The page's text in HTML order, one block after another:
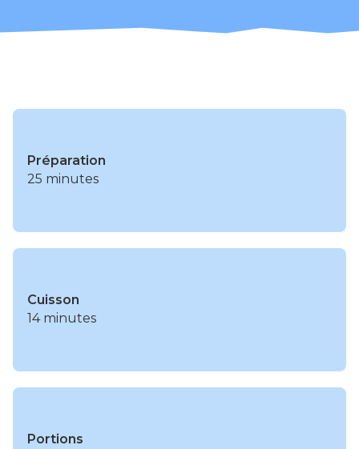
Préparation
25 minutes
Cuisson
14 minutes
Portions